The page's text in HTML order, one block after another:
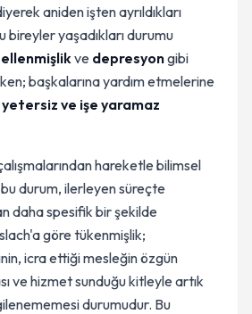
aniden işten ayrıldıkları
bireyler yaşadıkları durumu
ve depresyongibi
başkalarına yardım etmelerine
yetersiz ve işe yaramaz
hareketle bilimsel
durum, ilerleyen süreçte
daha spesifik bir şekilde
göre tükenmişlik;
icra ettiği mesleğin özgün
ve hizmet sunduğu kitleyle artık
durumudur. Bu